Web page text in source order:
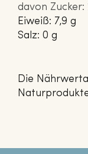
davon Zucker:
Eiweiß: 7,9 g
Salz: 0 g
Die